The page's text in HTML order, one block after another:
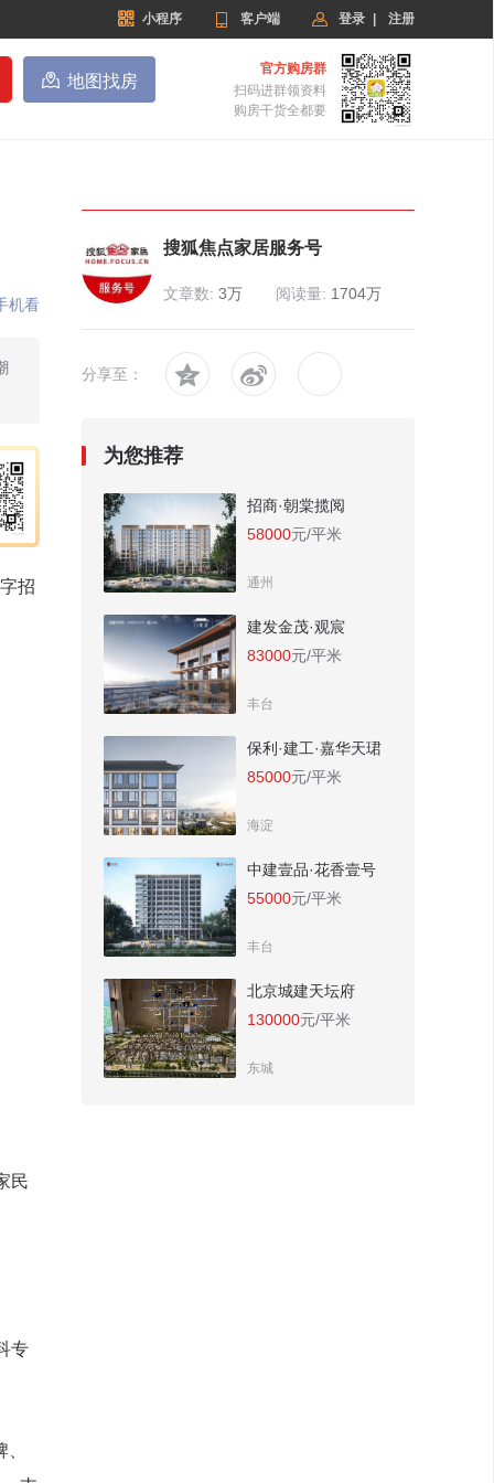
 小程序  客户端  登录 注册
 地图找房
官方购房群
扫码进群领资料
购房干货全都要
机看
招
民
专
搜狐焦点家居服务号
文章数: 3万 阅读量: 1704万
分享至：  
为您推荐
招商·朝棠揽阅
58000元/平米
通州
建发金茂·观宸
83000元/平米
丰台
保利·建工·嘉华天珺
85000元/平米
海淀
中建壹品·花香壹号
55000元/平米
丰台
北京城建天坛府
130000元/平米
东城